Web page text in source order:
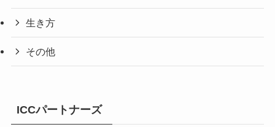
生き方
その他
ICCパートナーズ